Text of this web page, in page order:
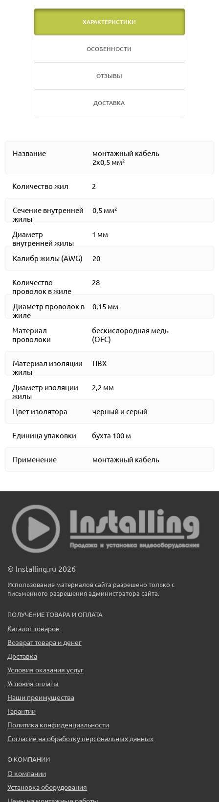
ХАРАКТЕРИСТИКИ
ОСОБЕННОСТИ
ОТЗЫВЫ
ДОСТАВКА
Название
монтажный кабель
2x0,5 мм²
Количество жил 2
Сечение внутренней
жилы
0,5 мм²
Диаметр
внутренней жилы
1 мм
Калибр жилы (AWG) 20
Количество
проволок в жиле
28
Диаметр проволок в
жиле
0,15 мм
Материал
проволоки
бескислородная медь
(OFC)
Материал изоляции
жилы
ПВХ
Диаметр изоляции
жилы
2,2 мм
Цвет изолятора черный и серый
Единица упаковки бухта 100 м
Применение монтажный кабель
© Installing.ru 2026
Использование материалов сайта разрешено только с
письменного разрешения администратора сайта.
ПОЛУЧЕНИЕ ТОВАРА И ОПЛАТА
Каталог товаров
Возврат товара и денег
Доставка
Условия оказания услуг
Условия оплаты
Наши преимущества
Гарантии
Политика конфиденциальности
Согласие на обработку персональных данных
О КОМПАНИИ
О компании
Установка оборудования